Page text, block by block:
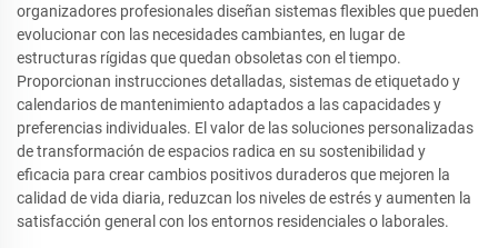
organizadores profesionales diseñan sistemas flexibles que pueden
evolucionar con las necesidades cambiantes, en lugar de
estructuras rígidas que quedan obsoletas con el tiempo.
Proporcionan instrucciones detalladas, sistemas de etiquetado y
calendarios de mantenimiento adaptados a las capacidades y
preferencias individuales. El valor de las soluciones personalizadas
de transformación de espacios radica en su sostenibilidad y
eficacia para crear cambios positivos duraderos que mejoren la
calidad de vida diaria, reduzcan los niveles de estrés y aumenten la
satisfacción general con los entornos residenciales o laborales.